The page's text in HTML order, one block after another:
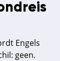
Engels
geen.